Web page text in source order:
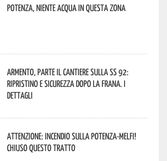
Potenza, niente acqua in questa zona
Armento, parte il cantiere sulla SS 92:
ripristino e sicurezza dopo la frana. I
dettagli
Attenzione: incendio sulla Potenza-Melfi!
Chiuso questo tratto